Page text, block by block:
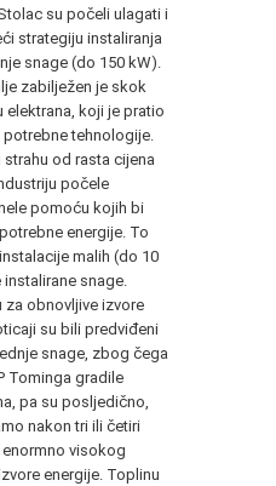
su počeli ulagati i
strategiju instaliranja
snage (do 150 kW).
zabilježen je skok
elektrana, koji je pratio
tehnologije.
od rasta cijena
počele
pomoću kojih bi
energije. To
malih (do 10
snage.
za obnovljive izvore
su bili predviđeni
snage, zbog čega
Tominga gradile
pa su posljedično,
nakon tri ili četiri
visokog
energije. Toplinu